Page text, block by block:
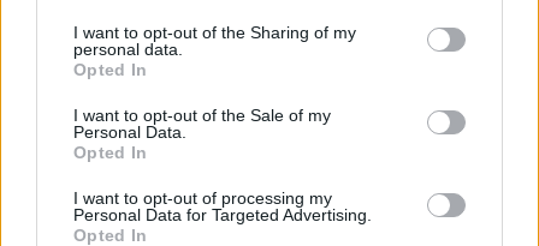
I want to opt-out of the Sharing of my
personal data.
Opted In
I want to opt-out of the Sale of my
Personal Data.
Opted In
I want to opt-out of processing my
Personal Data for Targeted Advertising.
Opted In